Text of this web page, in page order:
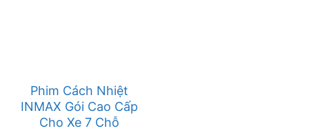
Phim Cách Nhiệt
INMAX Gói Cao Cấp
Cho Xe 7 Chỗ